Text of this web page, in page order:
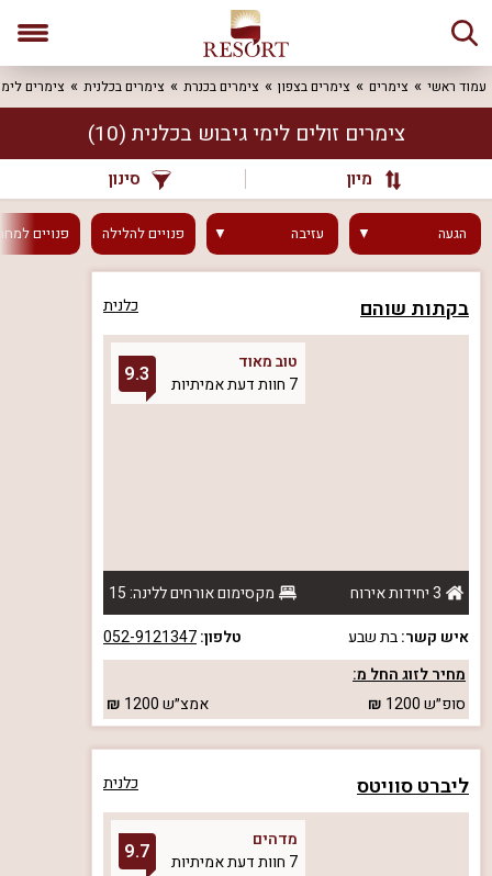
עמוד ראשי צימרים צימרים בצפון צימרים בכנרת צימרים בכלנית צימרים
צימרים זולים לימי גיבוש בכלנית (10)
מיון סינון
הגעה עזיבה פנוייםלהלילה פנויים
בקתות שוהם כלנית
טוב מאוד
7 חוות דעת אמיתיות
9.3
3 יחידות אירוח
מקסימום אורחים ללינה: 15
איש קשר:בת שבע טלפון:052-9121347
מחיר לזוג החל מ:
סופ״ש1200 אמצ״ש1200
ליברט סוויטס כלנית
מדהים
7 חוות דעת אמיתיות
9.7